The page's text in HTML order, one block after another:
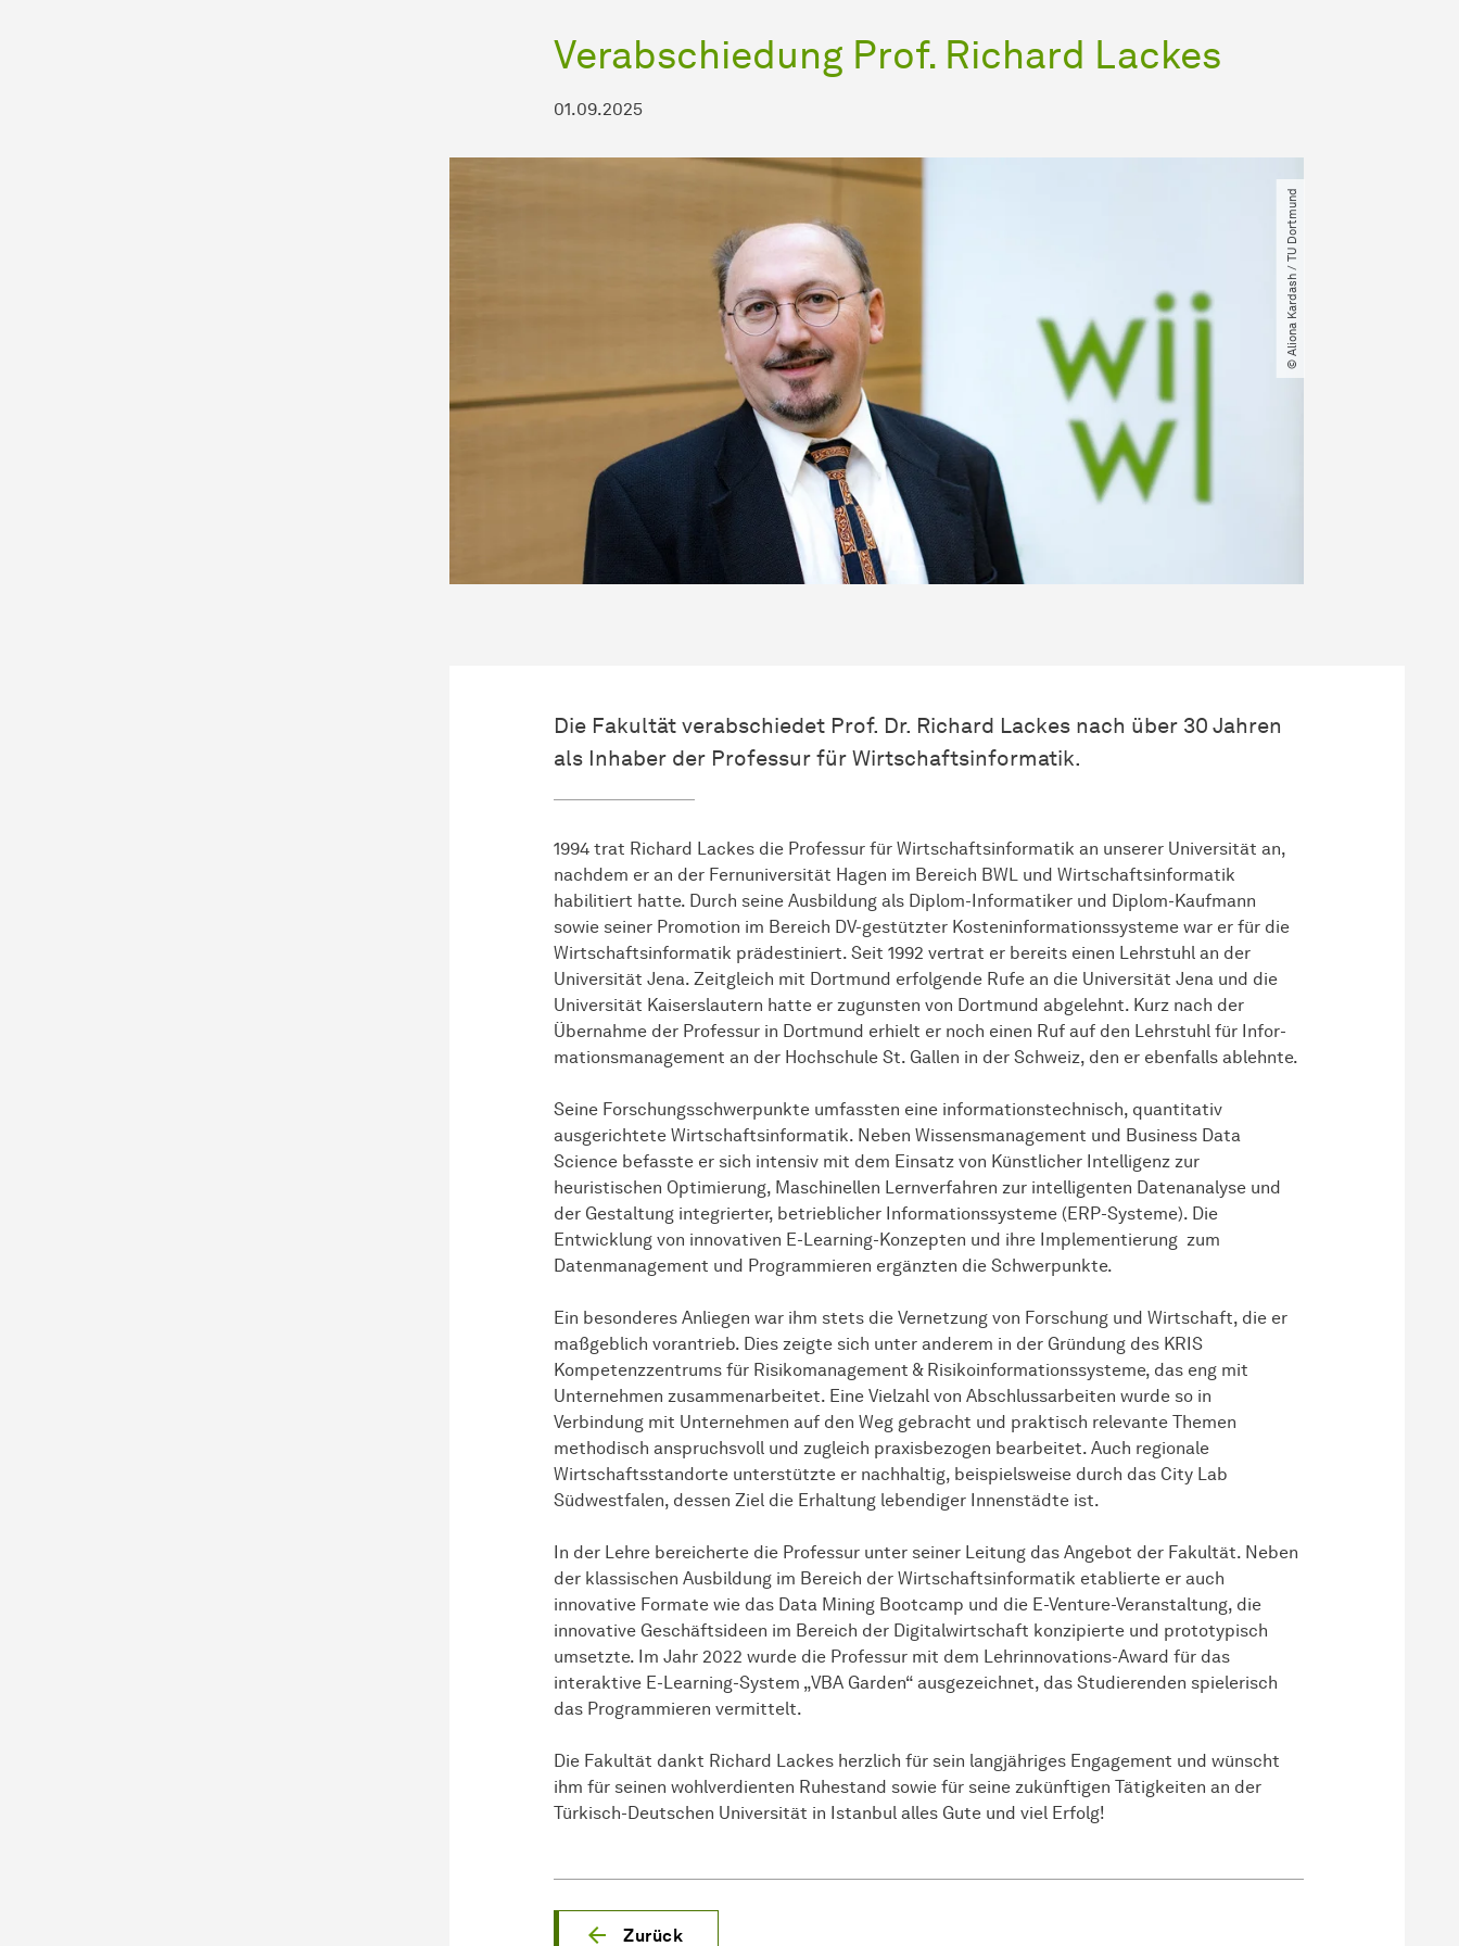
Verabschiedung Prof. Richard Lackes
01.09.2025
© Aliona Kardash ​/​ TU Dortmund
Die Fakultät verabschiedet Prof. Dr. Richard Lackes nach über 30 Jahren
als Inhaber der Professur für Wirtschaftsinformatik.
1994 trat Richard Lackes die Professur für Wirtschaftsinformatik an unserer Universität an,
nachdem er an der Fernuniversität Hagen im Bereich BWL und Wirtschaftsinformatik
habilitiert hatte. Durch seine Ausbildung als Diplom-Informatiker und Diplom-Kaufmann
sowie seiner Promotion im Bereich DV-gestützter Kosteninformationssysteme war er für die
Wirtschaftsinformatik prädestiniert. Seit 1992 vertrat er bereits einen Lehrstuhl an der
Universität Jena. Zeitgleich mit Dortmund erfolgende Rufe an die Universität Jena und die
Universität Kaiserslautern hatte er zugunsten von Dortmund abgelehnt. Kurz nach der
Übernahme der Professur in Dortmund erhielt er noch einen Ruf auf den Lehrstuhl für In­for­
ma­ti­ons­ma­nage­ment an der Hochschule St. Gallen in der Schweiz, den er ebenfalls ablehnte.
Seine Forschungsschwerpunkte umfassten eine informationstechnisch, quantitativ
ausgerichtete Wirtschaftsinformatik. Neben Wissensmanagement und Business Data
Science befasste er sich intensiv mit dem Einsatz von Künstlicher Intelligenz zur
heuristischen Optimierung, Maschinellen Lernverfahren zur intelligenten Datenanalyse und
der Gestaltung integrierter, betrieblicher Informationssysteme (ERP-Systeme). Die
Entwicklung von innovativen E-Learning-Konzepten und ihre Implementierung zum
Datenmanagement und Programmieren ergänzten die Schwerpunkte.
Ein besonderes Anliegen war ihm stets die Vernetzung von Forschung und Wirtschaft, die er
maßgeblich vorantrieb. Dies zeigte sich unter anderem in der Gründung des KRIS
Kompetenzzentrums für Risiko­manage­ment & Risikoinformationssysteme, das eng mit
Unternehmen zusammenarbeitet. Eine Vielzahl von Abschlussarbeiten wurde so in
Verbindung mit Unternehmen auf den Weg gebracht und praktisch relevante Themen
methodisch anspruchsvoll und zugleich praxisbezogen bearbeitet. Auch regionale
Wirtschaftsstandorte unterstützte er nachhaltig, beispielsweise durch das City Lab
Südwestfalen, dessen Ziel die Erhaltung lebendiger Innenstädte ist.
In der Lehre bereicherte die Professur unter seiner Leitung das Angebot der Fakultät. Neben
der klassischen Ausbildung im Bereich der Wirtschaftsinformatik etablierte er auch
innovative Formate wie das Data Mining Bootcamp und die E-Venture-Veranstaltung, die
innovative Geschäftsideen im Bereich der Digitalwirtschaft konzipierte und prototypisch
umsetzte. Im Jahr 2022 wurde die Professur mit dem Lehrinnovations-Award für das
interaktive E-Learning-System „VBA Garden“ ausgezeichnet, das Studierenden spielerisch
das Programmieren vermittelt.
Die Fakultät dankt Richard Lackes herzlich für sein langjähriges Engagement und wünscht
ihm für seinen wohlverdienten Ruhestand sowie für seine zukünftigen Tätigkeiten an der
Türkisch-Deutschen Universität in Istanbul alles Gute und viel Erfolg!
Zurück